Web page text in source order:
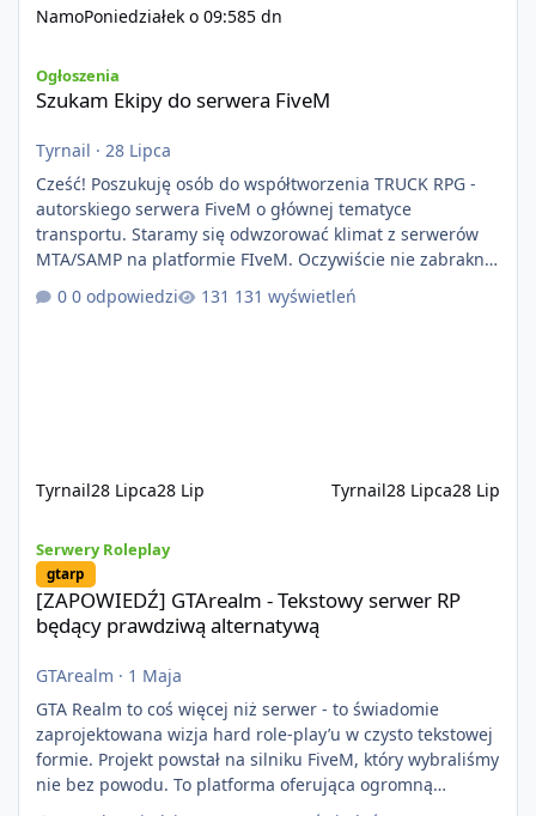
NamoPoniedziałek o 09:585 dn
Ogłoszenia
Szukam Ekipy do serwera FiveM
Tyrnail · 28 Lipca
Cześć! Poszukuję osób do współtworzenia TRUCK RPG -
autorskiego serwera FiveM o głównej tematyce
transportu. Staramy się odwzorować klimat z serwerów
MTA/SAMP na platformie FIveM. Oczywiście nie zabraknie
kontentu dla graczy którzy chcą robić coś innego niż
jeździć ciężarówką. Projekt tworzony jest od podstaw z
0 odpowiedzi 131 wyświetleń
Tyrnail28 Lipca28 Lip Tyrnail28 Lipca28 Lip
Serwery Roleplay
gtarp
[ZAPOWIEDŹ] GTArealm - Tekstowy serwer RP
będący prawdziwą alternatywą
GTArealm · 1 Maja
GTA Realm to coś więcej niż serwer - to świadomie
zaprojektowana wizja hard role-play’u w czysto tekstowej
formie. Projekt powstał na silniku FiveM, który wybraliśmy
nie bez powodu. To platforma oferująca ogromną
elastyczność i znacznie szybszy rozwój systemów niż w